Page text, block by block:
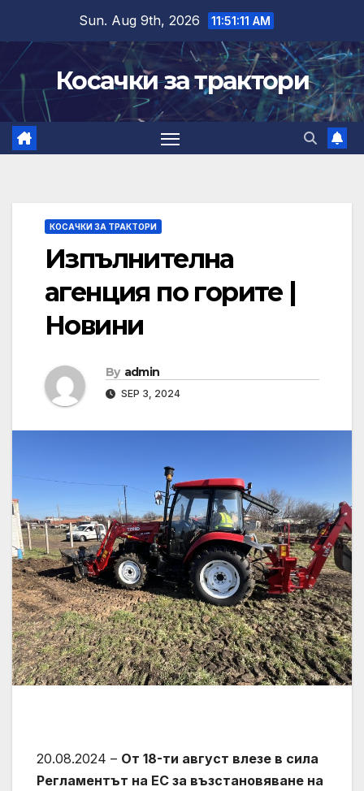
content
Sun. Aug 9th, 2026 11:51:12 AM
Косачки за трактори
КОСАЧКИ ЗА ТРАКТОРИ
Изпълнителна
агенция по горите |
Новини
By admin
SEP 3, 2024
20.08.2024 – От 18-ти август влезе в сила
Регламентът на ЕС за възстановяване на